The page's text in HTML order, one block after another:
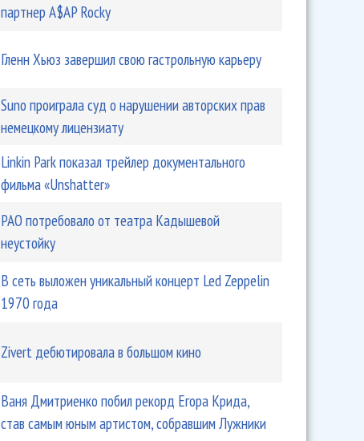
партнер A$AP Rocky
Гленн Хьюз завершил свою гастрольную карьеру
Suno проиграла суд о нарушении авторских прав
немецкому лицензиату
Linkin Park показал трейлер документального
фильма «Unshatter»
РАО потребовало от театра Кадышевой
неустойку
В сеть выложен уникальный концерт Led Zeppelin
1970 года
Zivert дебютировала в большом кино
Ваня Дмитриенко побил рекорд Егора Крида,
став самым юным артистом, собравшим Лужники